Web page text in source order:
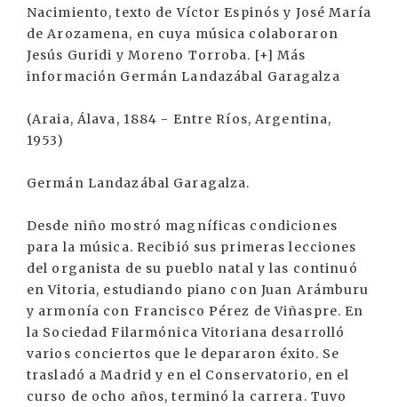
Nacimiento, texto de Víctor Espinós y José María
de Arozamena, en cuya música colaboraron
Jesús Guridi y Moreno Torroba. [+] Más
información Germán Landazábal Garagalza
(Araia, Álava, 1884 - Entre Ríos, Argentina,
1953)
Germán Landazábal Garagalza.
Desde niño mostró magníficas condiciones
para la música. Recibió sus primeras lecciones
del organista de su pueblo natal y las continuó
en Vitoria, estudiando piano con Juan Arámburu
y armonía con Francisco Pérez de Viñaspre. En
la Sociedad Filarmónica Vitoriana desarrolló
varios conciertos que le depararon éxito. Se
trasladó a Madrid y en el Conservatorio, en el
curso de ocho años, terminó la carrera. Tuvo